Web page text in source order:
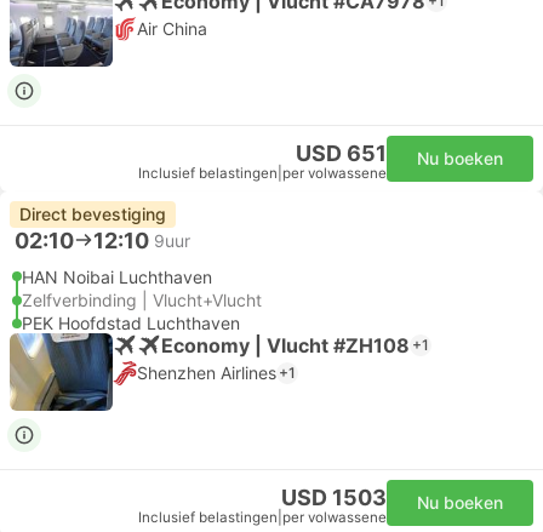
Air China
USD 651
Inclusief belastingen per volwassene
Nu boeken
Direct bevestiging
02:10 12:10 9uur
HAN Noibai Luchthaven
Zelfverbinding | Vlucht+Vlucht
PEK Hoofdstad Luchthaven
Economy | Vlucht #ZH108 +1
Shenzhen Airlines +1
USD 1503
Inclusief belastingen per volwassene
Nu boeken